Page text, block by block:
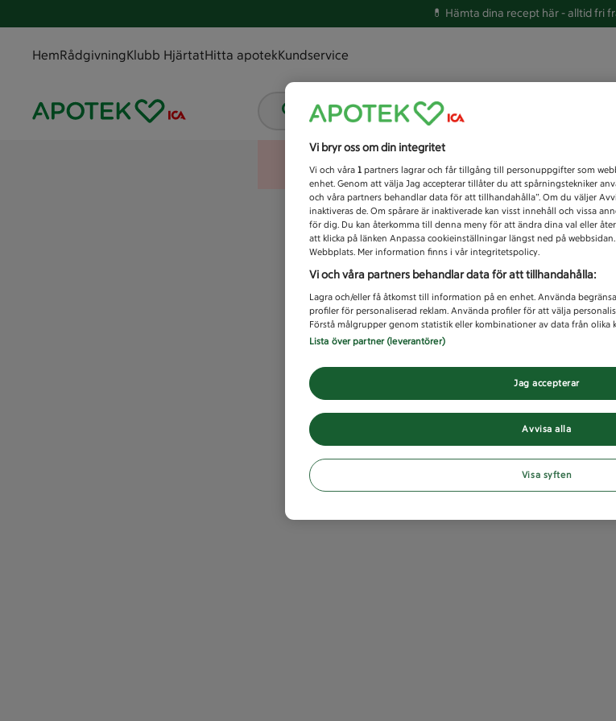
💊 Hämta dina recept här -alltid fri
HemRådgivningKlubb HjärtatHitta apotekKundservice
Vad letar du efter idag?
Vi bryr oss om din integritet
Vi och våra 1 partners lagrar och får tillgång till personuppgifter som
enhet. Genom att välja Jag accepterar tillåter du att spårningstekniker
och våra partners behandlar data för att tillhandahålla”. Om du väljer
inaktiveras de. Om spårare är inaktiverade kan visst innehåll och vissa
för dig. Du kan återkomma till denna meny för att ändra dina val eller
att klicka på länken Anpassa cookieinställningar längst ned på
Webbplats. Mer information finns i vår integritetspolicy.
Vi och våra partners behandlar data för att tillhandahålla:
Lagra och/eller få åtkomst till information på en enhet. Använda
profiler för personaliserad reklam. Använda profiler för att välja
Förstå målgrupper genom statistik eller kombinationer av data från olika
Lista över partner (leverantörer)
Avvisa alla
Jag accepterar
Visa syften